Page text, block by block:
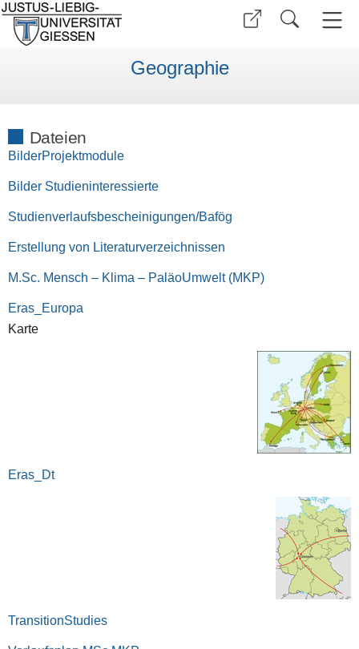
Geographie
Dateien
BilderProjektmodule
Bilder Studieninteressierte
Studienverlaufsbescheinigungen/Bafög
Erstellung von Literaturverzeichnissen
M.Sc. Mensch – Klima – PaläoUmwelt (MKP)
Eras_Europa
Karte
Eras_Dt
TransitionStudies